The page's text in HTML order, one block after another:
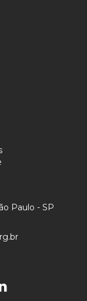
Paulo - SP